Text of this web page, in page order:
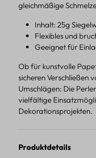
gleichmäßige
Inhalt: 25g
Flexibles und
Geeignet für
Ob für kunstvolle
sicheren Verschließen
Umschlägen: Die
vielfältige
Dekorationsprojekten.
Produktdetails